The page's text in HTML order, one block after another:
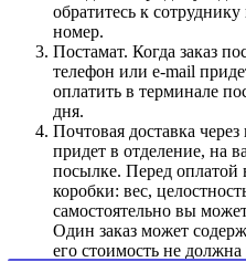
обратитесь к
номер.
Постамат. Когда заказ
телефон или e-mail
оплатить в терминале
дня.
Почтовая доставка
придет в отделение, на
посылке. Перед оплатой
коробки: вес,
самостоятельно вы
Один заказ может
его стоимость не